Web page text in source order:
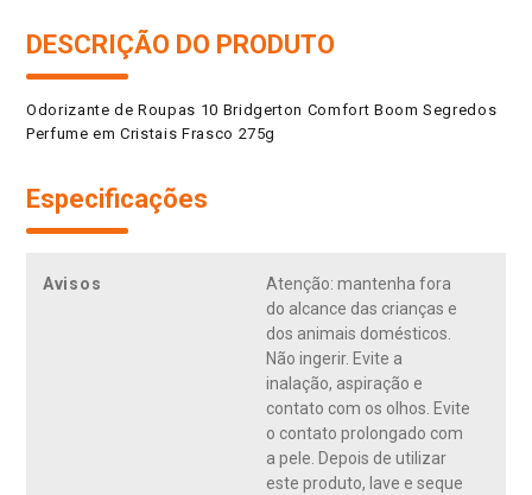
DESCRIÇÃO DO PRODUTO
Odorizante de Roupas 10 Bridgerton Comfort Boom Segredos
Perfume em Cristais Frasco 275g
Especificações
Avisos
Atenção: mantenha fora
do alcance das crianças e
dos animais domésticos.
Não ingerir. Evite a
inalação, aspiração e
contato com os olhos. Evite
o contato prolongado com
a pele. Depois de utilizar
este produto, lave e seque